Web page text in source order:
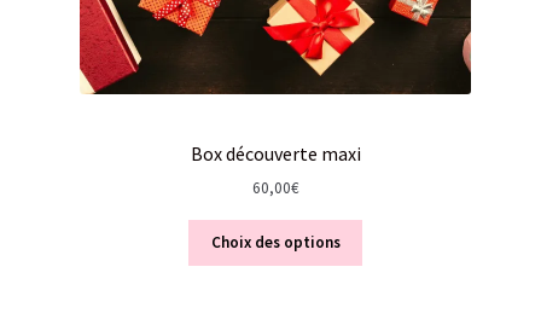
Box découverte maxi
60,00€
Choix des options